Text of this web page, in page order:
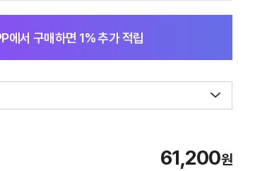
에서 구매하면 1% 추가 적립
61,200원